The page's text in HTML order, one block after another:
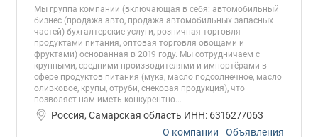
Мы группа компании (включающая в себя: автомобильный
бизнес (продажа авто, продажа автомобильных запасных
частей) бухгалтерские услуги, розничная торговля
продуктами питания, оптовая торговля овощами и
фруктами) основанная в 2019 году. Мы сотрудничаем с
крупными, средними производителями и импортёрами в
сфере продуктов питания (мука, масло подсолнечное, масло
оливковое, крупы, отруби, снековая продукция), что
позволяет нам иметь конкурентно...
Россия, Самарская область ИНН: 6316277063
О компании
Объявления